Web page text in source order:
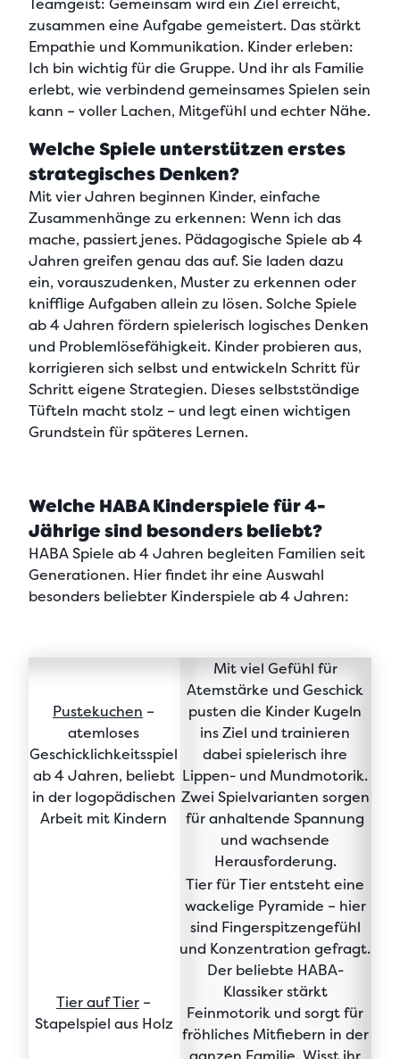
Teamgeist: Gemeinsam wird ein Ziel erreicht,
zusammen eine Aufgabe gemeistert. Das stärkt
Empathie und Kommunikation. Kinder erleben:
Ich bin wichtig für die Gruppe. Und ihr als Familie
erlebt, wie verbindend gemeinsames Spielen sein
kann – voller Lachen, Mitgefühl und echter Nähe.
Welche Spiele unterstützen erstes
strategisches Denken?
Mit vier Jahren beginnen Kinder, einfache
Zusammenhänge zu erkennen: Wenn ich das
mache, passiert jenes. Pädagogische Spiele ab 4
Jahren greifen genau das auf. Sie laden dazu
ein, vorauszudenken, Muster zu erkennen oder
knifflige Aufgaben allein zu lösen. Solche Spiele
ab 4 Jahren fördern spielerisch logisches Denken
und Problemlösefähigkeit. Kinder probieren aus,
korrigieren sich selbst und entwickeln Schritt für
Schritt eigene Strategien. Dieses selbstständige
Tüfteln macht stolz – und legt einen wichtigen
Grundstein für späteres Lernen.
Welche HABA Kinderspiele für 4-
Jährige sind besonders beliebt?
HABA Spiele ab 4 Jahren begleiten Familien seit
Generationen. Hier findet ihr eine Auswahl
besonders beliebter Kinderspiele ab 4 Jahren:
Pustekuchen –
atemloses
Geschicklichkeitsspiel
ab 4 Jahren, beliebt
in der logopädischen
Arbeit mit Kindern
Mit viel Gefühl für
Atemstärke und Geschick
pusten die Kinder Kugeln
ins Ziel und trainieren
dabei spielerisch ihre
Lippen- und Mundmotorik.
Zwei Spielvarianten sorgen
für anhaltende Spannung
und wachsende
Herausforderung.
Tier auf Tier –
Stapelspiel aus Holz
Tier für Tier entsteht eine
wackelige Pyramide – hier
sind Fingerspitzengefühl
und Konzentration gefragt.
Der beliebte HABA-
Klassiker stärkt
Feinmotorik und sorgt für
fröhliches Mitfiebern in der